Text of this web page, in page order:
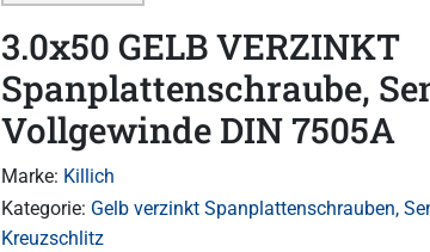
3.0x50 GELB VERZINKT
Spanplattenschraube,
Vollgewinde DIN 7505A
Marke: Killich
Kategorie: Gelb verzinkt Spanplattenschrauben,
Kreuzschlitz